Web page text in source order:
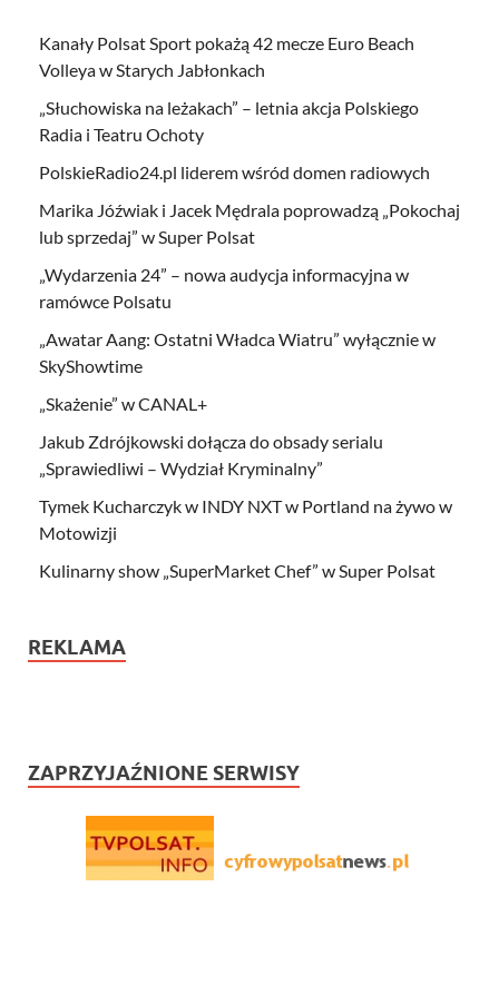
Kanały Polsat Sport pokażą 42 mecze Euro Beach
Volleya w Starych Jabłonkach
„Słuchowiska na leżakach” – letnia akcja Polskiego
Radia i Teatru Ochoty
PolskieRadio24.pl liderem wśród domen radiowych
Marika Jóźwiak i Jacek Mędrala poprowadzą „Pokochaj
lub sprzedaj” w Super Polsat
„Wydarzenia 24” – nowa audycja informacyjna w
ramówce Polsatu
„Awatar Aang: Ostatni Władca Wiatru” wyłącznie w
SkyShowtime
„Skażenie” w CANAL+
Jakub Zdrójkowski dołącza do obsady serialu
„Sprawiedliwi – Wydział Kryminalny”
Tymek Kucharczyk w INDY NXT w Portland na żywo w
Motowizji
Kulinarny show „SuperMarket Chef” w Super Polsat
REKLAMA
ZAPRZYJAŹNIONE SERWISY